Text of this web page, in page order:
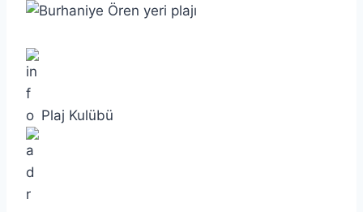
Plaj Kulübü